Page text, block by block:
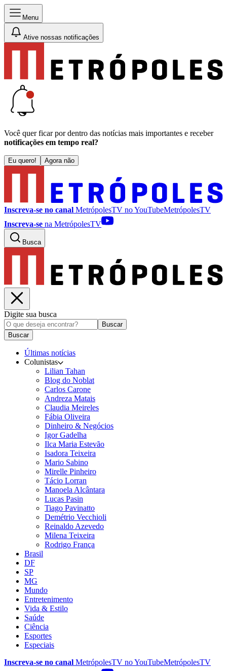
Menu
Ative nossas notificações
Você quer ficar por dentro das notícias mais importantes e receber
notificações em tempo real?
Eu quero! Agora não
Inscreva-se no canal MetrópolesTV noYouTubeMetrópolesTV
Inscreva-se na MetrópolesTV
Busca
Digite sua busca
Buscar
Buscar
Últimas notícias
Colunistas
Lilian Tahan
Blog do Noblat
Carlos Carone
Andreza Matais
Claudia Meireles
Fábia Oliveira
Dinheiro & Negócios
Igor Gadelha
Ilca Maria Estevão
Isadora Teixeira
Mario Sabino
Mirelle Pinheiro
Tácio Lorran
Manoela Alcântara
Lucas Pasin
Tiago Pavinatto
Demétrio Vecchioli
Reinaldo Azevedo
Milena Teixeira
Rodrigo França
Brasil
DF
SP
MG
Mundo
Entretenimento
Vida & Estilo
Saúde
Ciência
Esportes
Especiais
Inscreva-se no canal MetrópolesTV noYouTubeMetrópolesTV